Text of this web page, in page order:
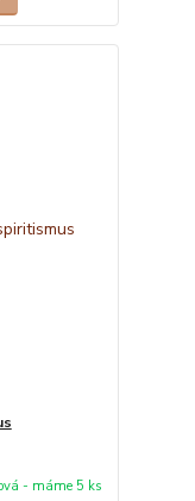
- máme 5 ks